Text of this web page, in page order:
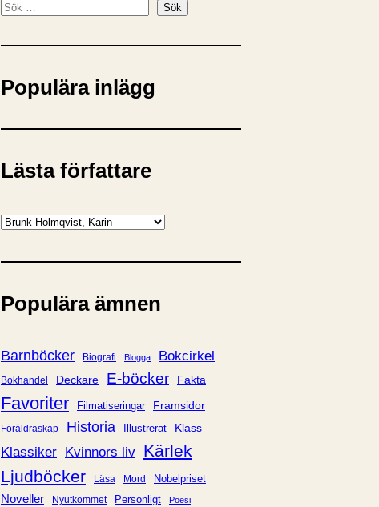
S
k
Sök
Populära inlägg
Lästa författare
K
t
g
i
e
r
Populära ämnen
Barnböcker Biografi Blogga Bokcirkel
Bokhandel Deckare E-böcker Fakta
Favoriter Filmatiseringar Framsidor
Föräldraskap Historia Illustrerat Klass
Klassiker Kvinnors liv Kärlek
Ljudböcker
Läsa Mord Nobelpriset
Noveller Nyutkommet Personligt Poesi